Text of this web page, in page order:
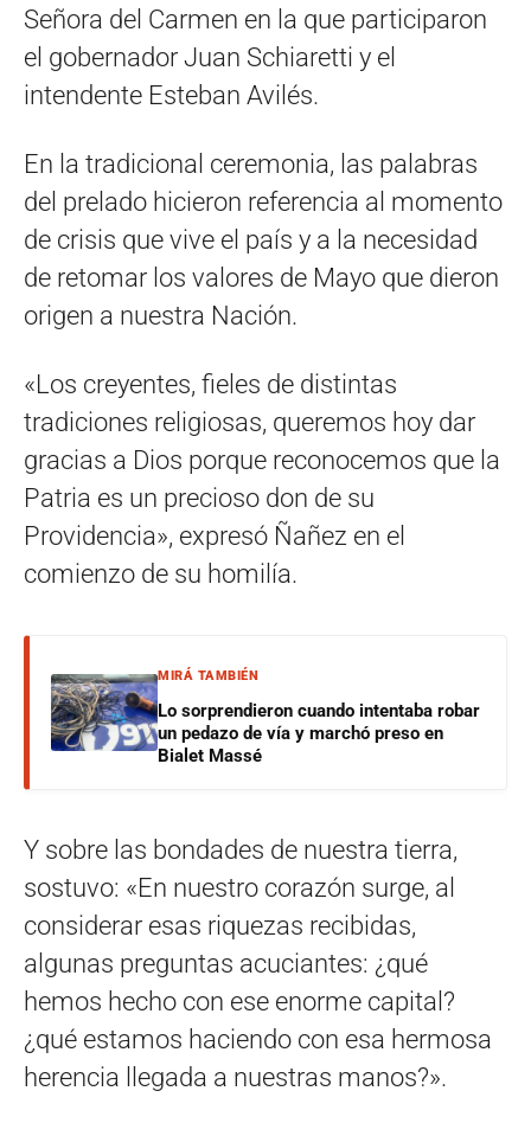
Señora del Carmen en la que participaron
el gobernador Juan Schiaretti y el
intendente Esteban Avilés.
En la tradicional ceremonia, las palabras
del prelado hicieron referencia al momento
de crisis que vive el país y a la necesidad
de retomar los valores de Mayo que dieron
origen a nuestra Nación.
«Los creyentes, fieles de distintas
tradiciones religiosas, queremos hoy dar
gracias a Dios porque reconocemos que la
Patria es un precioso don de su
Providencia», expresó Ñañez en el
comienzo de su homilía.
MIRÁ TAMBIÉN
Lo sorprendieron cuando intentaba robar
un pedazo de vía y marchó preso en
Bialet Massé
Y sobre las bondades de nuestra tierra,
sostuvo: «En nuestro corazón surge, al
considerar esas riquezas recibidas,
algunas preguntas acuciantes: ¿qué
hemos hecho con ese enorme capital?
¿qué estamos haciendo con esa hermosa
herencia llegada a nuestras manos?».